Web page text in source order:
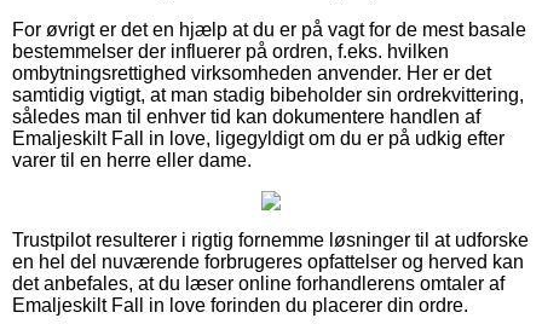
For øvrigt er det en hjælp at du er på vagt for de mest basale
bestemmelser der influerer på ordren, f.eks. hvilken
ombytningsrettighed virksomheden anvender. Her er det
samtidig vigtigt, at man stadig bibeholder sin ordrekvittering,
således man til enhver tid kan dokumentere handlen af
Emaljeskilt Fall in love, ligegyldigt om du er på udkig efter
varer til en herre eller dame.
Trustpilot resulterer i rigtig fornemme løsninger til at udforske
en hel del nuværende forbrugeres opfattelser og herved kan
det anbefales, at du læser online forhandlerens omtaler af
Emaljeskilt Fall in love forinden du placerer din ordre.